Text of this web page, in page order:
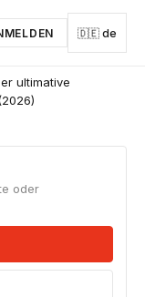
🇩🇪 de
ultimative
oder